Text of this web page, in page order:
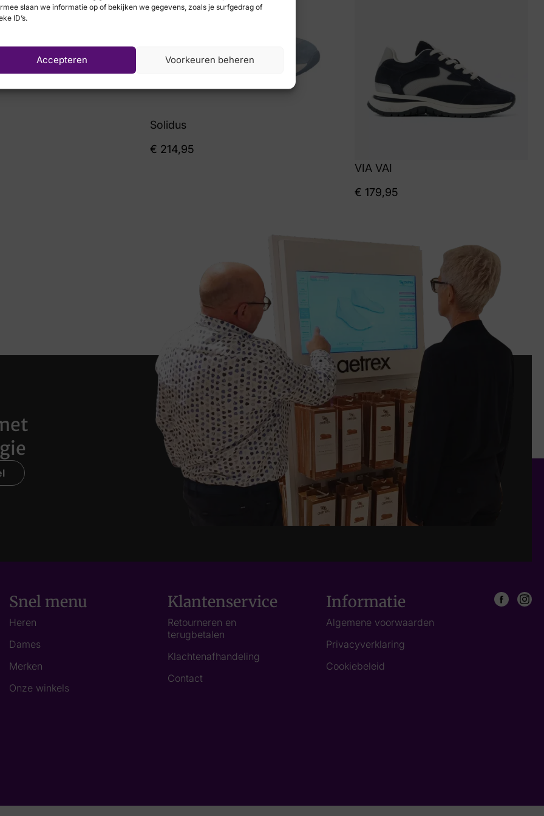
slaan we informatie op of bekijken we gegevens, zoals je surfgedrag of
ID’s.
Accepteren Voorkeuren beheren
Solidus
€ 214,95
VIA VAI
€ 179,95
Snel menu
Heren
Dames
Merken
Onze winkels
Klantenservice
Retourneren en
terugbetalen
Klachtenafhandeling
Contact
Informatie
Algemene voorwaarden
Privacyverklaring
Cookiebeleid